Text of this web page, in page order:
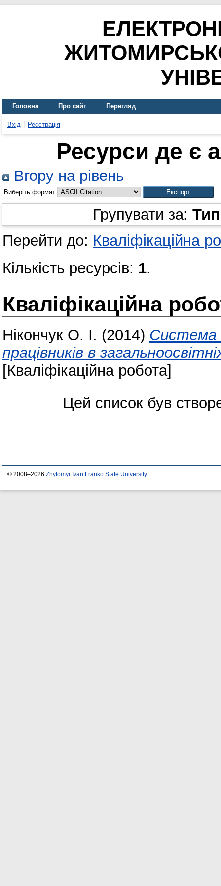
Головна Про сайт Перегляд
Вхід Реєстрація
Ресурси де є
Вгору на рівень
Виберіть формат:
Групувати за:
Перейти до: Кваліфікаційна
Кількість ресурсів: 1.
Кваліфікаційна
Нікончук О. І. (2014) Система
працівників в
[Кваліфікаційна робота]
Цей список був
© 2008–2026 Zhytomyr Ivan Franko State University